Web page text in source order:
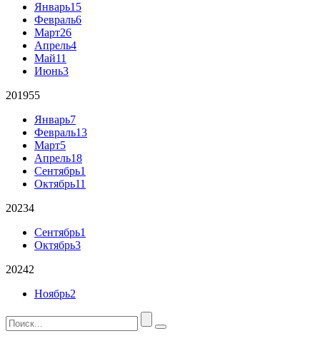
Январь15
Февраль6
Март26
Апрель4
Май11
Июнь3
201955
Январь7
Февраль13
Март5
Апрель18
Сентябрь1
Октябрь11
20234
Сентябрь1
Октябрь3
20242
Ноябрь2